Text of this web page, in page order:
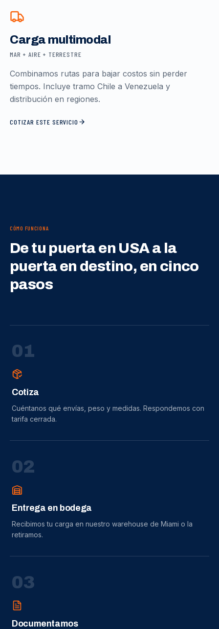
Carga multimodal
MAR + AIRE + TERRESTRE
Combinamos rutas para bajar costos sin perder
tiempos. Incluye tramo Chile a Venezuela y
distribución en regiones.
COTIZAR ESTE SERVICIO
CÓMO FUNCIONA
De tu puerta en USA a la
puerta en destino, en cinco
pasos
01
Cotiza
Cuéntanos qué envías, peso y medidas. Respondemos con
tarifa cerrada.
02
Entrega en bodega
Recibimos tu carga en nuestro warehouse de Miami o la
retiramos.
03
Documentamos